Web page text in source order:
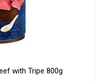
with Tripe 800g